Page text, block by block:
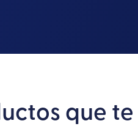
que